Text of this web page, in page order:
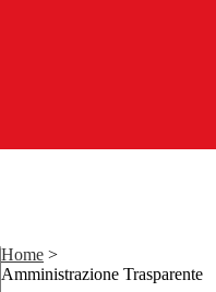
Home >
Amministrazione Trasparente